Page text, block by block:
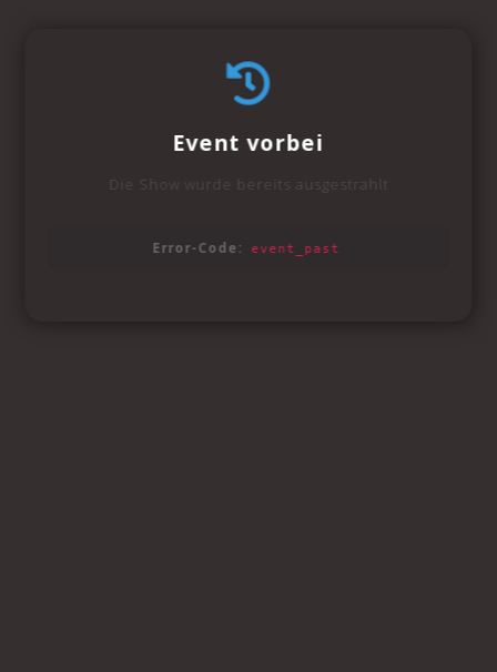
Event vorbei
Die Show wurde bereits ausgestrahlt
Error-Code: event_past